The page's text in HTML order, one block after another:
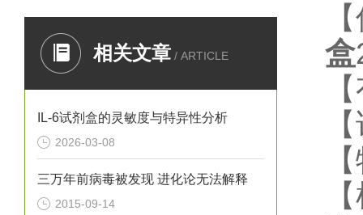
相关文章 / ARTICLE
IL-6试剂盒的灵敏度与特异性分析
2026-03-08
三万年前病毒被发现 进化论无法解释
2015-09-14
盒